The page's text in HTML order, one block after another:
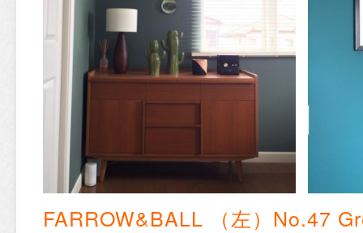
FARROW&BALL （左）No.47